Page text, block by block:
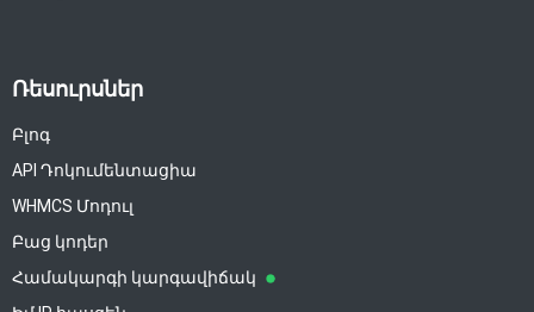
Ռեսուրսներ
Բլոգ
API Դոկումենտացիա
WHMCS Մոդուլ
Բաց կոդեր
Համակարգի կարգավիճակ